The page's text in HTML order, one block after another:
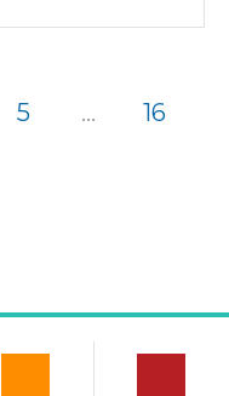
5 ... 16